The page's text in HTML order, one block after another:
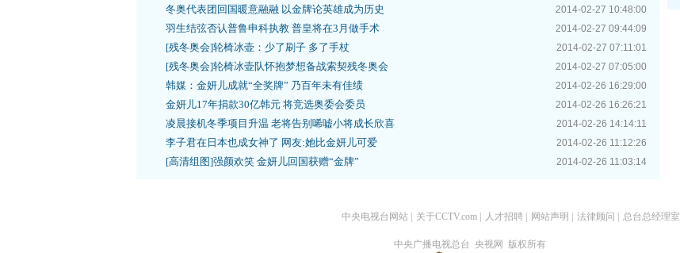
2014-02-27 10:48:00
冬奥代表团回国暖意融融 以金牌论英雄成为历史
2014-02-27 09:44:09
羽生结弦否认普鲁申科执教 普皇将在3月做手术
2014-02-27 07:11:01
[残冬奥会]轮椅冰壶：少了刷子 多了手杖
2014-02-27 07:05:00
[残冬奥会]轮椅冰壶队怀抱梦想备战索契残冬奥会
2014-02-26 16:29:00
韩媒：金妍儿成就“全奖牌” 乃百年未有佳绩
2014-02-26 16:26:21
金妍儿17年捐款30亿韩元 将竞选奥委会委员
2014-02-26 14:14:11
凌晨接机冬季项目升温 老将告别唏嘘小将成长欣喜
2014-02-26 11:12:26
李子君在日本也成女神了 网友:她比金妍儿可爱
2014-02-26 11:03:14
[高清组图]强颜欢笑 金妍儿回国获赠“金牌”
中央电视台网站 关于CCTV.com 人才招聘 网站声明 法律顾问 总台总经理室
中央广播电视总台 央视网 版权所有